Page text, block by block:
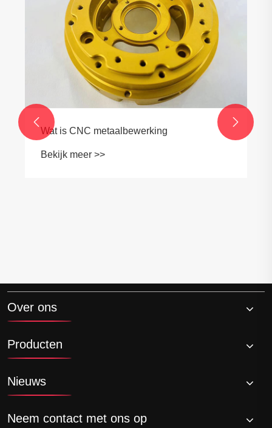
Wat is CNC metaalbewerking
Bekijk meer >>
 
Over ons
Producten
Nieuws
Neem contact met ons op